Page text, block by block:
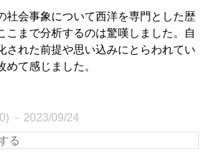
社会事象について西洋を専門とした歴
こまで分析するのは驚嘆しました。自
された前提や思い込みにとらわれてい
めて感じました。
2023/09/24